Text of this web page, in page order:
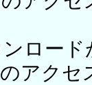
ロー
アクセ